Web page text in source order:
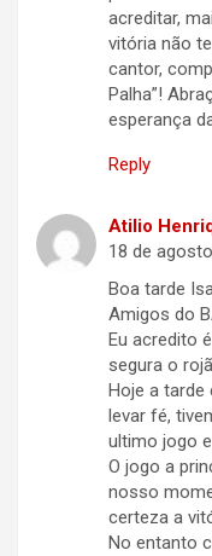
acreditar,
vitória não
cantor,
Palha”!
esperança
Reply
Atilio
18 de
Boa tarde
Amigos do
Eu acredito
segura o
Hoje a tarde
levar fé,
ultimo jogo
O jogo a
nosso
certeza a
No entanto